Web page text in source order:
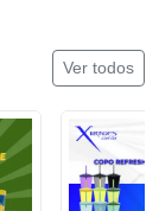
Ver todos